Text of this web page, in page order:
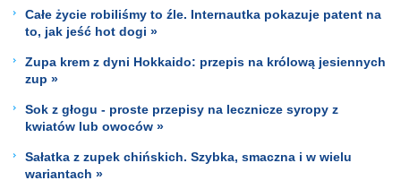
Całe życie robiliśmy to źle. Internautka pokazuje patent na
to, jak jeść hot dogi »
Zupa krem z dyni Hokkaido: przepis na królową jesiennych
zup »
Sok z głogu - proste przepisy na lecznicze syropy z
kwiatów lub owoców »
Sałatka z zupek chińskich. Szybka, smaczna i w wielu
wariantach »